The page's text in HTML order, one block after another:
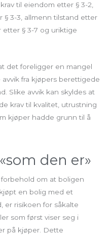
til eiendom etter § 3-2,
§ 3-3, allmenn tilstand etter
etter § 3-7 og uriktige
det foreligger en mangel
fra kjøpers berettigede
Slike avvik kan skyldes at
krav til kvalitet, utrustning
kjøper hadde grunn til å
den er»
om at boligen
en bolig med et
er risikoen for såkalte
som først viser seg i
på kjøper. Dette